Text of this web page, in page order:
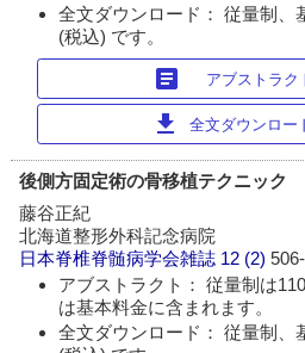
全文ダウンロード： 従量制、
(税込) です。
article アブストラク
download 全文ダウンロー
後側方固定術の骨移植テクニック
藤谷正紀
北海道整形外科記念病院
日本脊椎脊髄病学会雑誌 12 (2)
アブストラクト： 従量制は
は基本料金に含まれます。
全文ダウンロード： 従量制、